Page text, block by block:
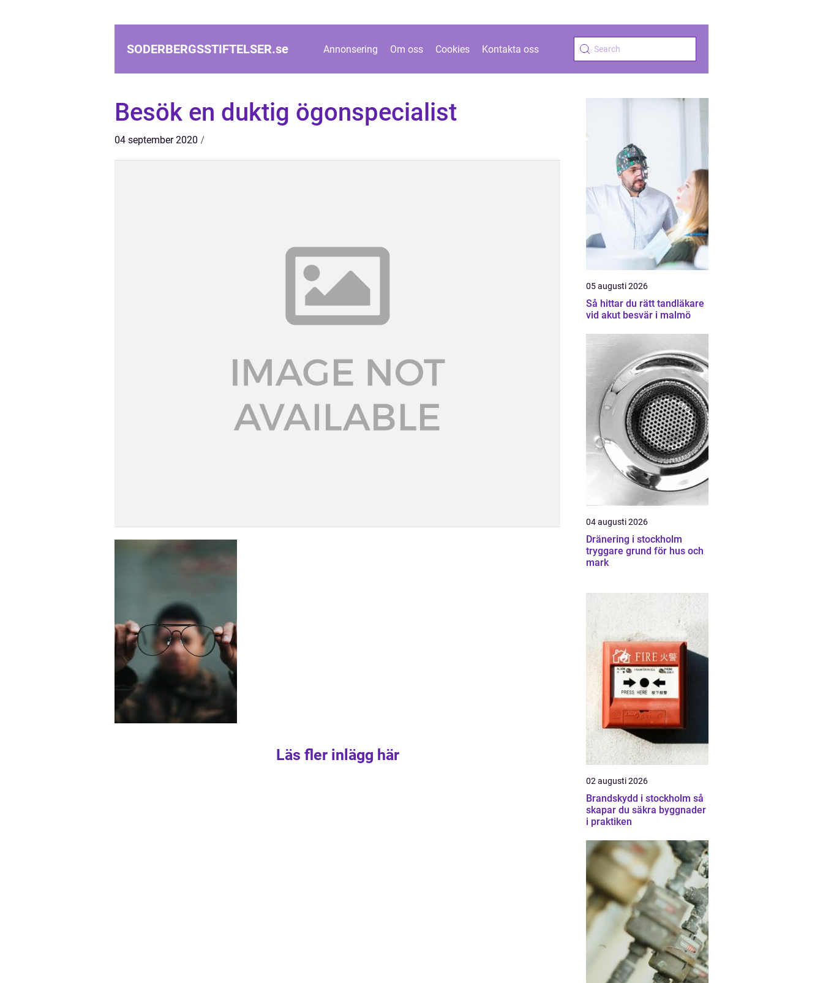
SODERBERGSSTIFTELSER.se Annonsering Om oss Cookies Kontakta oss
Besök en duktig ögonspecialist
04 september 2020
Läs fler inlägg här
05 augusti 2026
Så hittar du rätt tandläkare
vid akut besvär i malmö
04 augusti 2026
Dränering i stockholm
tryggare grund för hus och
mark
02 augusti 2026
Brandskydd i stockholm så
skapar du säkra byggnader
i praktiken